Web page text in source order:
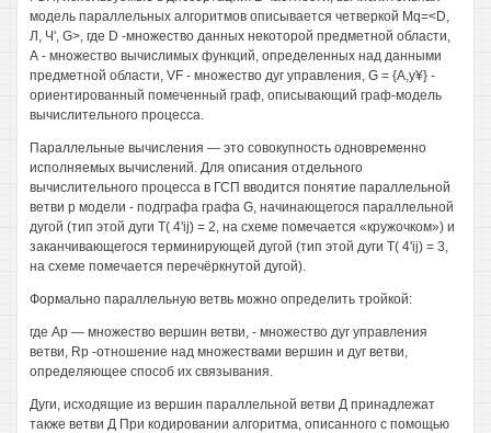
модель параллельных алгоритмов описывается четверкой Mq=<D,
Л, Ч', G>, где D -множество данных некоторой предметной области,
А - множество вычислимых функций, определенных над данными
предметной области, VF - множество дуг управления, G = {A,y¥} -
ориентированный помеченный граф, описывающий граф-модель
вычислительного процесса.
Параллельные вычисления — это совокупность одновременно
исполняемых вычислений. Для описания отдельного
вычислительного процесса в ГСП вводится понятие параллельной
ветви р модели - подграфа графа G, начинающегося параллельной
дугой (тип этой дуги Т( 4'ij) = 2, на схеме помечается «кружочком») и
заканчивающегося терминирующей дугой (тип этой дуги Т( 4'ij) = 3,
на схеме помечается перечёркнутой дугой).
Формально параллельную ветвь можно определить тройкой:
где Ар — множество вершин ветви, - множество дуг управления
ветви, Rp -отношение над множествами вершин и дуг ветви,
определяющее способ их связывания.
Дуги, исходящие из вершин параллельной ветви Д принадлежат
также ветви Д При кодировании алгоритма, описанного с помощью